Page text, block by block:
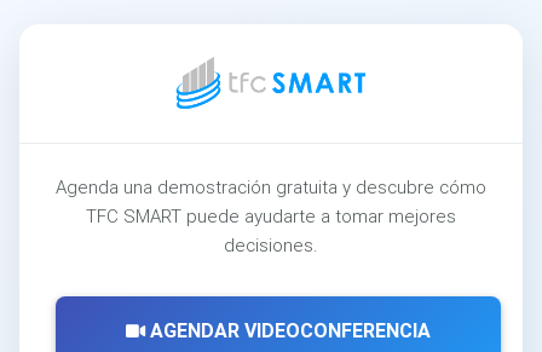
Agenda una demostración gratuita y descubre cómo
TFC SMART puede ayudarte a tomar mejores
decisiones.
AGENDAR VIDEOCONFERENCIA